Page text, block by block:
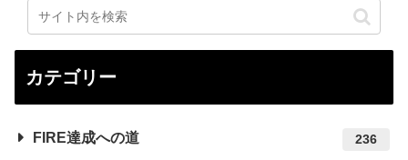
カテゴリー
FIRE達成への道 236